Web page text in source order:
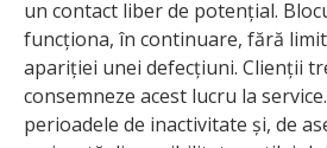
un contact liber de potențial.
funcționa, în continuare, fără
apariției unei defecțiuni. Clienții
consemneze acest lucru la
perioadele de inactivitate și, de